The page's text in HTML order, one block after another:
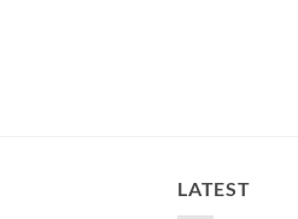
LATEST